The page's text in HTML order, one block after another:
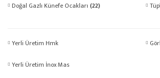
Doğal Gazlı Künefe Ocakları (22)
Yerli Üretim Hmk
Yerli Üretim İnox Mas